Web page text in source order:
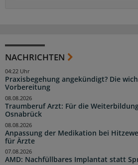
NACHRICHTEN
Praxisbegehung angekündigt? Die
Vorbereitung
04:22 Uhr
Traumberuf Arzt: Für die
Osnabrück
08.08.2026
Anpassung der Medikation bei
für Ärzte
08.08.2026
AMD: Nachfüllbares Implantat statt
07.08.2026